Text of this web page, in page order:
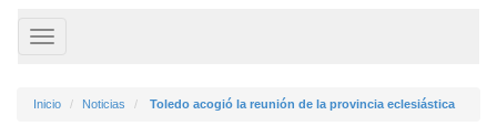
Toggle
navigation
Inicio Noticias Toledo acogió la reunión de la provincia eclesiástica